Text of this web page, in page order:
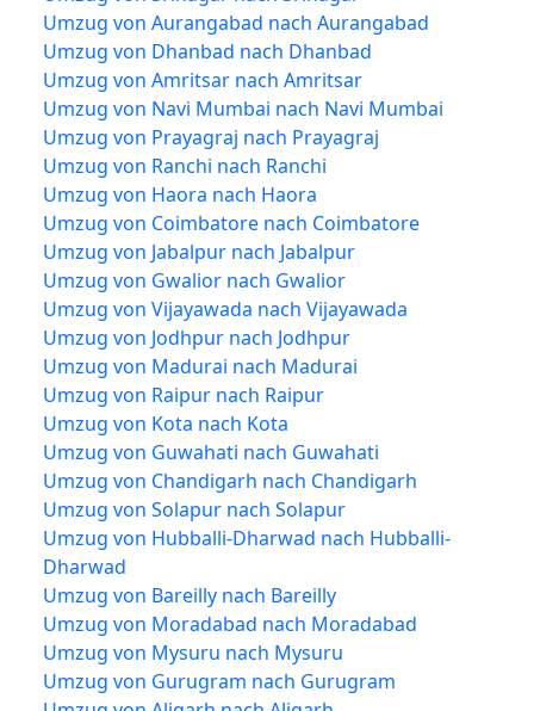
Umzug von Aurangabad nach Aurangabad
Umzug von Dhanbad nach Dhanbad
Umzug von Amritsar nach Amritsar
Umzug von Navi Mumbai nach Navi Mumbai
Umzug von Prayagraj nach Prayagraj
Umzug von Ranchi nach Ranchi
Umzug von Haora nach Haora
Umzug von Coimbatore nach Coimbatore
Umzug von Jabalpur nach Jabalpur
Umzug von Gwalior nach Gwalior
Umzug von Vijayawada nach Vijayawada
Umzug von Jodhpur nach Jodhpur
Umzug von Madurai nach Madurai
Umzug von Raipur nach Raipur
Umzug von Kota nach Kota
Umzug von Guwahati nach Guwahati
Umzug von Chandigarh nach Chandigarh
Umzug von Solapur nach Solapur
Umzug von Hubballi-Dharwad nach Hubballi-
Dharwad
Umzug von Bareilly nach Bareilly
Umzug von Moradabad nach Moradabad
Umzug von Mysuru nach Mysuru
Umzug von Gurugram nach Gurugram